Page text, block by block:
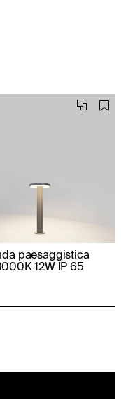
paesaggistica
12W IP 65